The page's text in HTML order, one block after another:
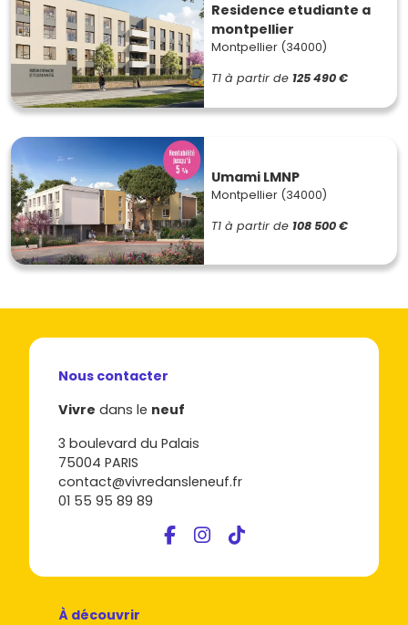
Residence etudiante a
montpellier
Montpellier (34000)
T1 à partir de 125 490 €
Umami LMNP
Montpellier (34000)
T1 à partir de 108 500 €
Nous contacter
Vivre dans le neuf
3 boulevard du Palais
75004 PARIS
contact@vivredansleneuf.fr
01 55 95 89 89
À découvrir